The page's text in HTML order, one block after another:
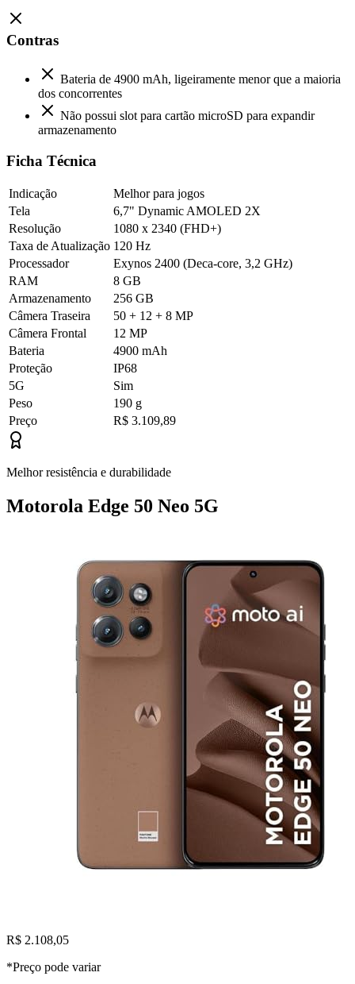
Contras
Bateria de 4900 mAh, ligeiramente menor que a maioria
dos concorrentes
Não possui slot para cartão microSD para expandir
armazenamento
Ficha Técnica
Indicação
Melhor para jogos
Tela
6,7" Dynamic AMOLED 2X
Resolução
1080 x 2340 (FHD+)
Taxa de Atualização 120 Hz
Processador
Exynos 2400 (Deca-core, 3,2 GHz)
RAM
8 GB
Armazenamento
256 GB
Câmera Traseira
50 + 12 + 8 MP
Câmera Frontal
12 MP
Bateria
4900 mAh
Proteção
IP68
5G
Sim
Peso
190 g
Preço
R$ 3.109,89
Melhor resistência e durabilidade
Motorola Edge 50 Neo 5G
R$ 2.108,05
*Preço pode variar